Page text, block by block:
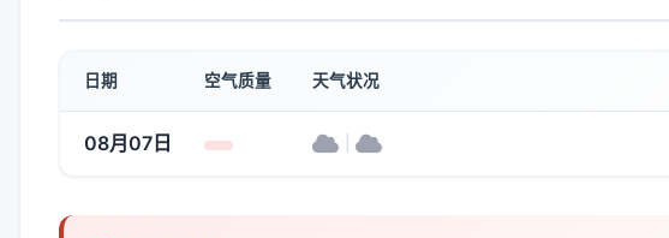
日期 空气质量 天气状况
08月07日